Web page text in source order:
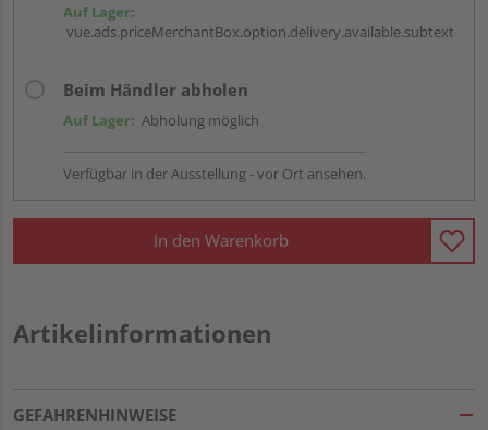
Auf Lager:
vue.ads.priceMerchantBox.option.delivery.available.subtext
Beim Händler abholen
Auf Lager: Abholung möglich
Verfügbar in der Ausstellung - vor Ort ansehen.
In den Warenkorb
Artikelinformationen
GEFAHRENHINWEISE